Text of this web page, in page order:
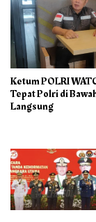
Ketum POLRI
Tepat Polri di
Langsung